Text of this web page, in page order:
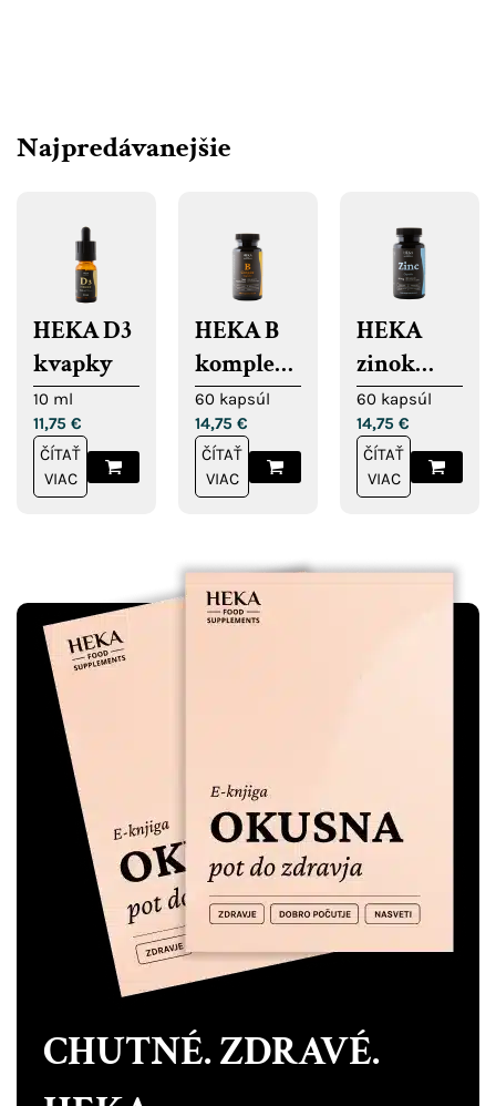
Najpredávanejšie
HEKA D3
kvapky
10 ml
11,75 €
ČÍTAŤ
VIAC
HEKA B
komplex
kapsuly
60 kapsúl
14,75 €
ČÍTAŤ
VIAC
HEKA
zinok
kapsuly
60 kapsúl
14,75 €
ČÍTAŤ
VIAC
CHUTNÉ. ZDRAVÉ.